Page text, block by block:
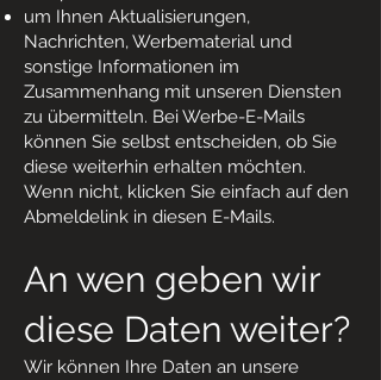
um Ihnen Aktualisierungen,
Nachrichten, Werbematerial und
sonstige Informationen im
Zusammenhang mit unseren Diensten
zu übermitteln. Bei Werbe-E-Mails
können Sie selbst entscheiden, ob Sie
diese weiterhin erhalten möchten.
Wenn nicht, klicken Sie einfach auf den
Abmeldelink in diesen E-Mails.
An wen geben wir
diese Daten weiter?
Wir können Ihre Daten an unsere